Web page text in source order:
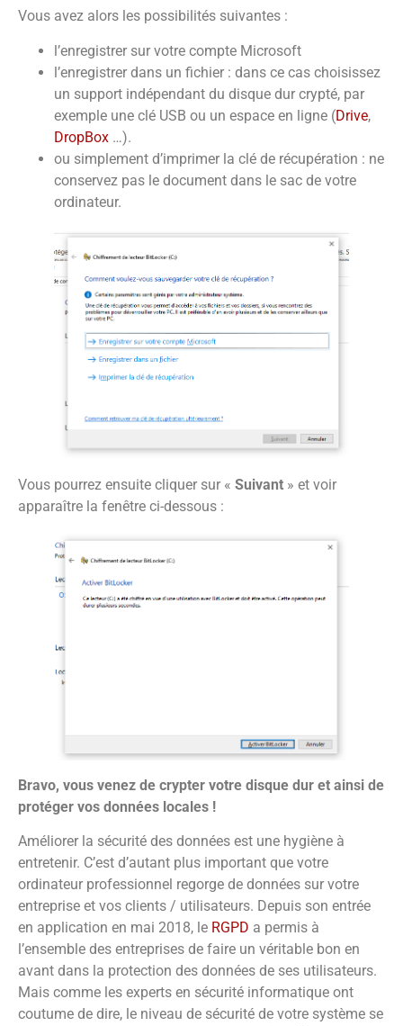
Vous avez alors les possibilités suivantes :
l’enregistrer sur votre compte Microsoft
l’enregistrer dans un fichier : dans ce cas choisissez
un support indépendant du disque dur crypté, par
exemple une clé USB ou un espace en ligne (Drive,
DropBox …).
ou simplement d’imprimer la clé de récupération : ne
conservez pas le document dans le sac de votre
ordinateur.
Vous pourrez ensuite cliquer sur « Suivant » et voir
apparaître la fenêtre ci-dessous :
Bravo, vous venez de crypter votre disque dur et ainsi de
protéger vos données locales !
Améliorer la sécurité des données est une hygiène à
entretenir. C’est d’autant plus important que votre
ordinateur professionnel regorge de données sur votre
entreprise et vos clients / utilisateurs. Depuis son entrée
en application en mai 2018, le RGPD a permis à
l’ensemble des entreprises de faire un véritable bon en
avant dans la protection des données de ses utilisateurs.
Mais comme les experts en sécurité informatique ont
coutume de dire, le niveau de sécurité de votre système se